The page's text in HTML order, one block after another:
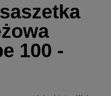
100 -